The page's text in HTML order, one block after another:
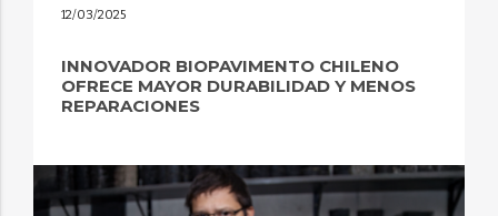
12/03/2025
INNOVADOR BIOPAVIMENTO CHILENO
OFRECE MAYOR DURABILIDAD Y MENOS
REPARACIONES